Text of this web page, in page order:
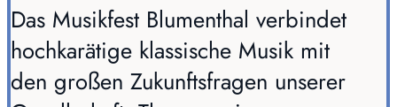
Das Musikfest Blumenthal verbindet
hochkarätige klassische Musik mit
den großen Zukunftsfragen unserer